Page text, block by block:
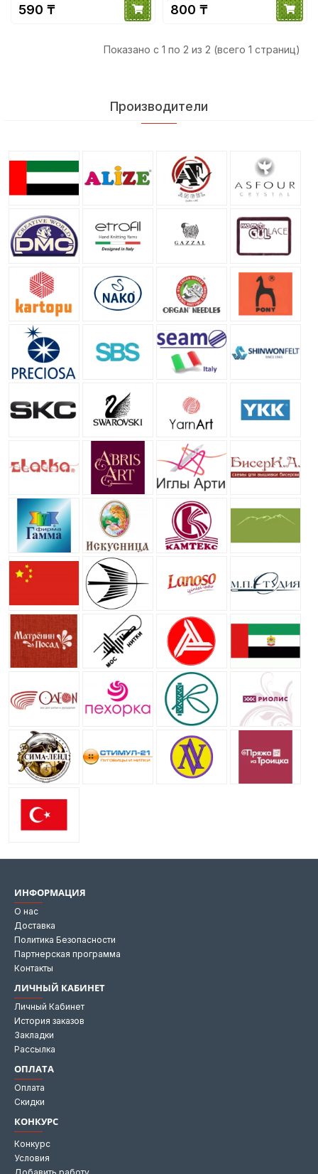
590 ₸ 800 ₸
Показано с 1 по 2 из 2 (всего 1 страниц)
Производители
ИНФОРМАЦИЯ
О нас
Доставка
Политика Безопасности
Партнерская программа
Контакты
ЛИЧНЫЙ КАБИНЕТ
Личный Кабинет
История заказов
Закладки
Рассылка
ОПЛАТА
Оплата
Скидки
КОНКУРС
Конкурс
Условия
Добавить работу